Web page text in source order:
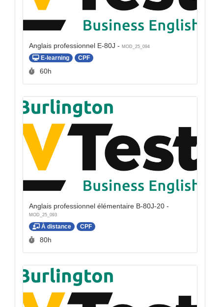
Anglais professionnel E-80J - MOD_25_094
E-learning CPF
Durée :
60h
Anglais professionnel élémentaire B-80J-20 -
MOD_25_093
À distance CPF
Durée :
80h